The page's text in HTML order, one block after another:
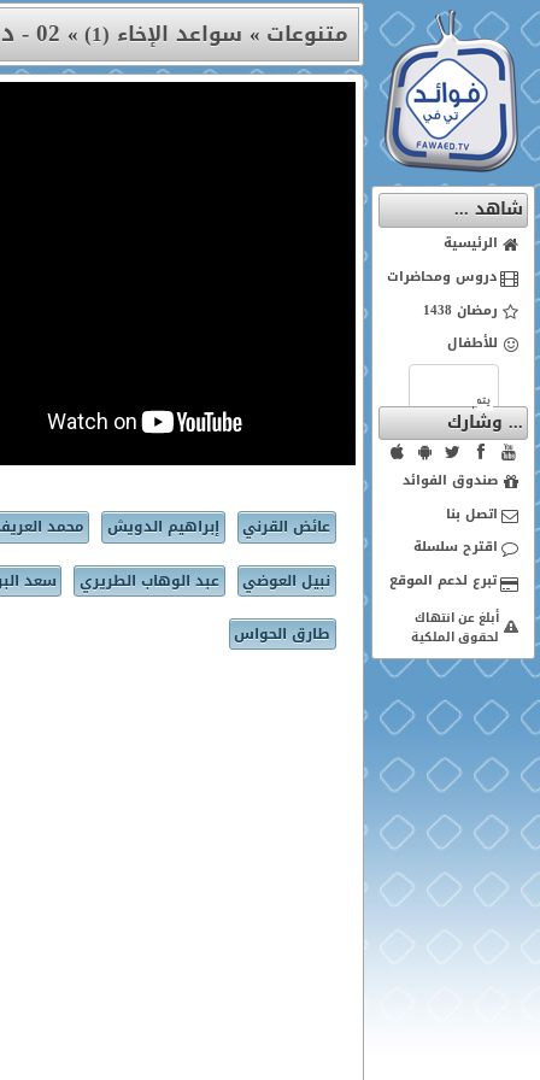
شاهد ...
الرئيسية
دروس ومحاضرات
رمضان 1438
للأطفال
... وشارك
صندوق الفوائد
اتصل بنا
اقترح سلسلة
أبلغ عن انتهاك
لحقوق الملكية
متنوعات » سواعد الإخاء (1) »02 - د. طارق الحواس
عائض القرني إبراهيم الدويش محمد
نبيل العوضي عبد الوهاب الطريري سعد
طارق الحواس